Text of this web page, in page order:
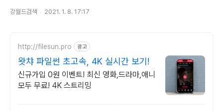
강월드검색 2021. 1. 8. 17:17
http://filesun.pro 광고
왓챠 파일썬 초고속, 4K 실시간 보기!
신규가입 0원 이벤트! 최신 영화,드라마,애니
모두 무료! 4K 스트리밍